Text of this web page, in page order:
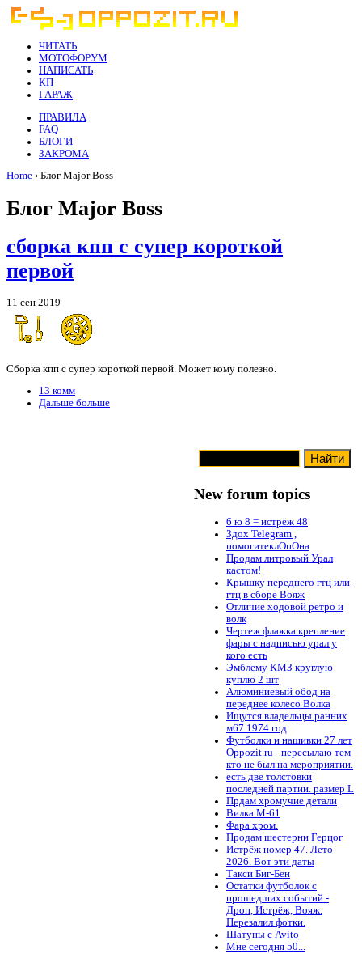
ЧИТАТЬ
МОТОФОРУМ
НАПИСАТЬ
КП
ГАРАЖ
ПРАВИЛА
FAQ
БЛОГИ
ЗАКРОМА
Home › Блог Major Boss
Блог Major Boss
сборка кпп с супер короткой
первой
11 сен 2019
Сборка кпп с супер короткой первой. Может кому полезно.
13 комм
Дальше больше
New forum topics
6 ю 8 = истрёж 48
Здох Telegram ,
помогитеклОпОна
Продам литровый Урал
кастом!
Крышку переднего гтц или
гтц в сборе Вояж
Отличие ходовой ретро и
волк
Чертеж флажка крепление
фары с надписью урал у
кого есть
Эмблему КМЗ круглую
куплю 2 шт
Алюминиевый обод на
переднее колесо Волка
Ищутся владельцы ранних
м67 1974 год
Футболки и нашивки 27 лет
Oppozit.ru - пересылаю тем
кто не был на мероприятии.
есть две толстовки
последней партии. размер L
Прдам хромучие детали
Вилка М-61
Фара хром.
Продам шестерни Герцог
Истрёж номер 47. Лето
2026. Вот эти даты
Такси Биг-Бен
Остатки футболок с
прошедших событий -
Дроп, Истрёж, Вояж.
Перезалил фотки.
Шатуны с Avito
Мне сегодня 50...